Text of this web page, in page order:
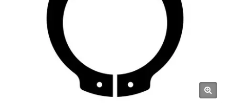
Klips, Takma Halka, Pim)
Üreticisi